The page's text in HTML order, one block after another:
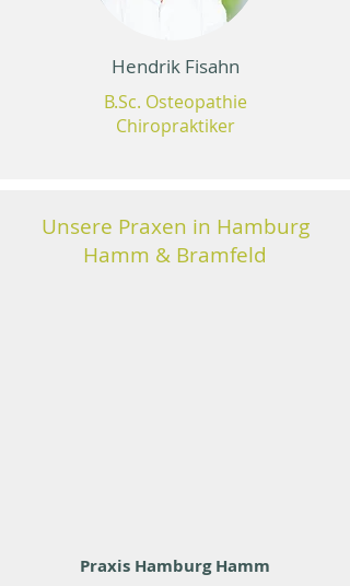
Hendrik Fisahn
B.Sc. Osteopathie
Chiropraktiker
Unsere Praxen in Hamburg
Hamm & Bramfeld
Praxis Hamburg Hamm